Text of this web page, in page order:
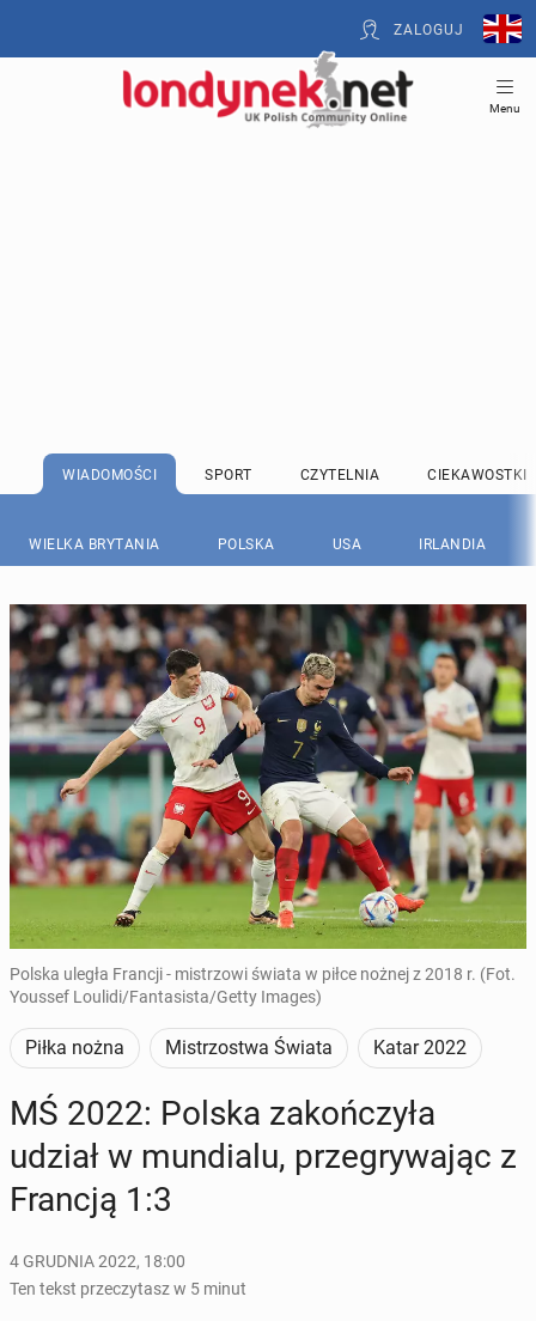
ZALOGUJ
Menu
WIADOMOŚCI SPORT CZYTELNIA CIEKAWOSTKI
WIELKA BRYTANIA POLSKA USA IRLANDIA
Polska uległa Francji - mistrzowi świata w piłce nożnej z 2018 r. (Fot.
Youssef Loulidi/Fantasista/Getty Images)
Piłka nożna Mistrzostwa Świata Katar 2022
MŚ 2022: Polska za­koń­czy­ła
udział w mun­dia­lu, prze­gry­wa­jąc z
Francją 1:3
4 GRUDNIA 2022, 18:00
Ten tekst przeczytasz w 5 minut